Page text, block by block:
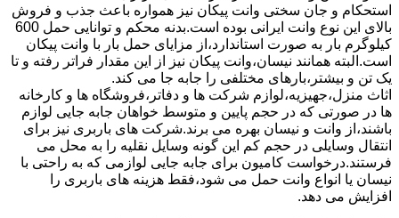
استحکام و جان سختی وانت پیکان نیز همواره باعث جذب و فروش
بالای این نوع وانت ایرانی بوده است.بدنه محکم و توانایی حمل 600
کیلوگرم بار به صورت استاندارد،از مزایای حمل بار با وانت پیکان
است.البته همانند نیسان،وانت پیکان نیز از این مقدار فراتر رفته و تا
یک تن و بیشتر،بارهای مختلفی را جابه جا می کند.
اثاث منزل،جهیزیه،لوازم شرکت ها و دفاتر،فروشگاه ها و کارخانه
ها در صورتی که در حجم پایین و متوسط خواهان جابه جایی لوازم
باشند،از وانت و نیسان بهره می برند.شرکت های باربری نیز برای
انتقال وسایلی در حجم کم این گونه وسایل نقلیه را به محل می
فرستند.درخواست کامیون برای جابه جایی لوازمی که به راحتی با
نیسان یا انواع وانت حمل می شود،فقط هزینه های باربری را
افزایش می دهد.